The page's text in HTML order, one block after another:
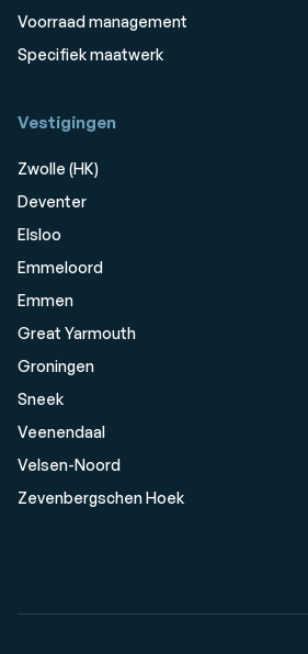
Voorraad management
Specifiek maatwerk
Vestigingen
Zwolle (HK)
Deventer
Elsloo
Emmeloord
Emmen
Great Yarmouth
Groningen
Sneek
Veenendaal
Velsen-Noord
Zevenbergschen Hoek